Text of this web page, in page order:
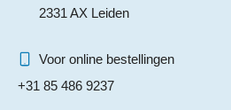
2331 AX Leiden
Voor online bestellingen
+31 85 486 9237